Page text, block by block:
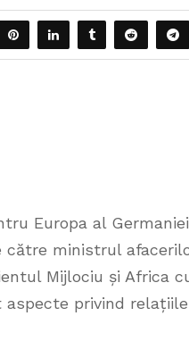
Europa al
către ministrul
Mijlociu și Africa
aspecte privind